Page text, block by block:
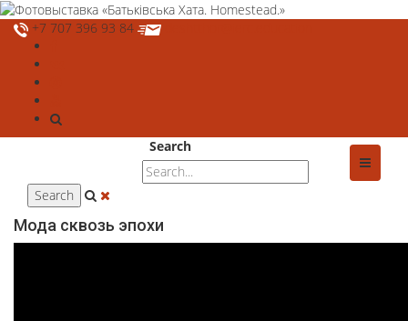
+7 707 396 93 84
Search
Мода сквозь эпохи